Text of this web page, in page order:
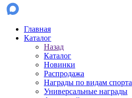
Главная
Каталог
Назад
Каталог
Новинки
Распродажа
Награды по видам спорта
Универсальные награды